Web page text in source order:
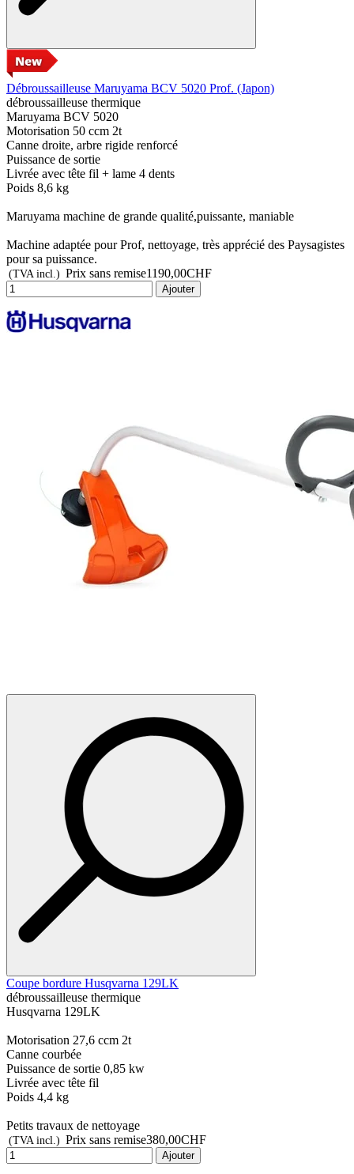
Débroussailleuse Maruyama BCV 5020 Prof. (Japon)
débroussailleuse thermique
Maruyama BCV 5020
Motorisation 50 ccm 2t
Canne droite, arbre rigide renforcé
Puissance de sortie
Livrée avec tête fil + lame 4 dents
Poids 8,6 kg
Maruyama machine de grande qualité,puissante, maniable
Machine adaptée pour Prof, nettoyage, très apprécié des Paysagistes
pour sa puissance.
(TVA incl.) Prix sans remise1190,00CHF
Ajouter
Coupe bordure Husqvarna 129LK
débroussailleuse thermique
Husqvarna 129LK
Motorisation 27,6 ccm 2t
Canne courbée
Puissance de sortie 0,85 kw
Livrée avec tête fil
Poids 4,4 kg
Petits travaux de nettoyage
(TVA incl.) Prix sans remise380,00CHF
Ajouter